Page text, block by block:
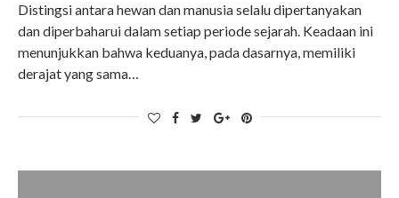
Distingsi antara hewan dan manusia selalu dipertanyakan
dan diperbaharui dalam setiap periode sejarah. Keadaan ini
menunjukkan bahwa keduanya, pada dasarnya, memiliki
derajat yang sama…